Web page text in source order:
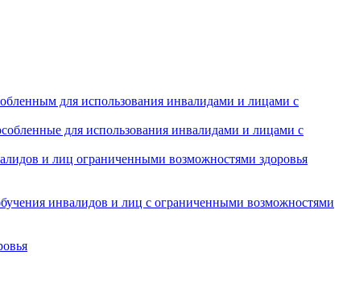
для использования инвалидами и лицами с
для использования инвалидами и лицами с
и лиц ограниченными возможностями здоровья
инвалидов и лиц с ограниченными возможностями